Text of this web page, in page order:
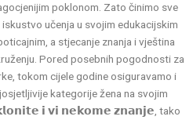
poklonom. Zato činimo sve
učenja u svojim edukacijskim
a stjecanje znanja i vještina
Pored posebnih pogodnosti za
tokom cijele godine osiguravamo i
kategorije žena na svojim
𝗶 𝘃𝗶 𝗻𝗲𝗸𝗼𝗺𝗲 𝘇𝗻𝗮𝗻𝗷𝗲, tako